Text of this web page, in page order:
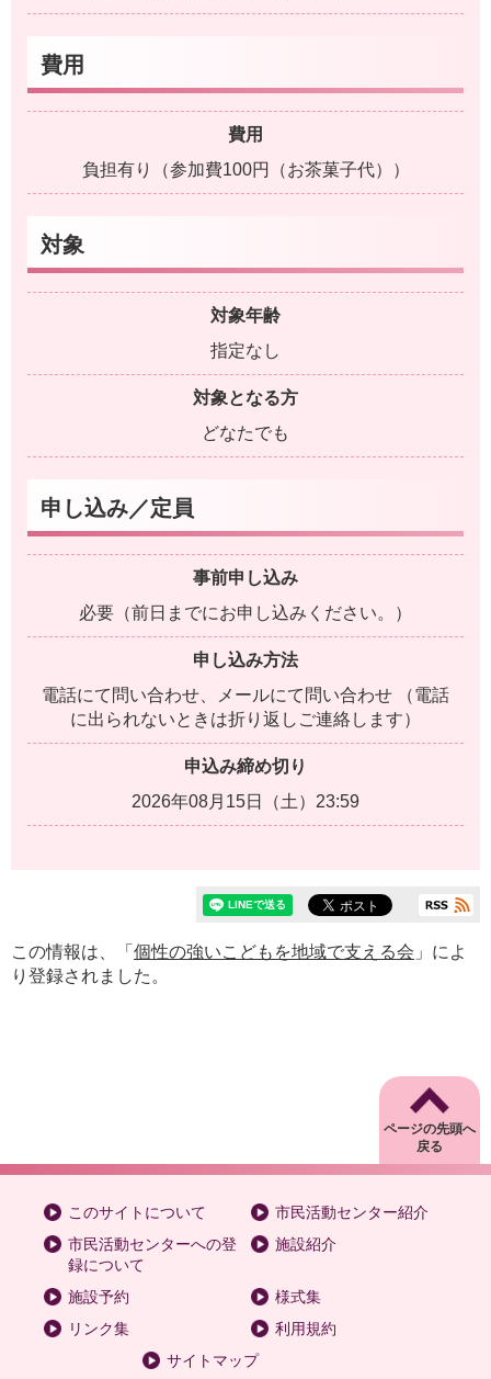
費用
費用
負担有り（参加費100円（お茶菓子代））
対象
対象年齢
指定なし
対象となる方
どなたでも
申し込み／定員
事前申し込み
必要（前日までにお申し込みください。）
申し込み方法
電話にて問い合わせ、メールにて問い合わせ （電話
に出られないときは折り返しご連絡します）
申込み締め切り
2026年08月15日（土）23:59
この情報は、「 個性の強いこどもを地域で支える会 」によ
り登録されました。
ページの先頭へ
戻る
このサイトについて
市民活動センター紹介
市民活動センターへの登
録について
施設紹介
施設予約
様式集
リンク集
利用規約
サイトマップ